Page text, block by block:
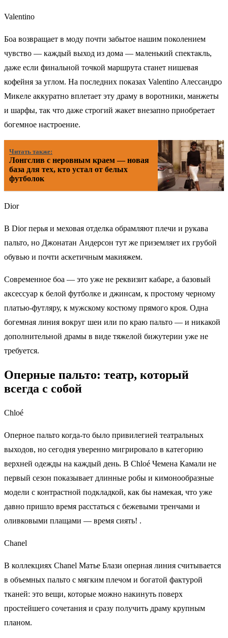
Valentino
Боа возвращает в моду почти забытое нашим поколением
чувство — каждый выход из дома — маленький спектакль,
даже если финальной точкой маршрута станет нишевая
кофейня за углом. На последних показах Valentino Алессандро
Микеле аккуратно вплетает эту драму в воротники, манжеты
и шарфы, так что даже строгий жакет внезапно приобретает
богемное настроение.
Читать также:
Лонгслив с неровным краем — новая
база для тех, кто устал от белых
футболок
Dior
В Dior перья и меховая отделка обрамляют плечи и рукава
пальто, но Джонатан Андерсон тут же приземляет их грубой
обувью и почти аскетичным макияжем.
Современное боа — это уже не реквизит кабаре, а базовый
аксессуар к белой футболке и джинсам, к простому черному
платью‑футляру, к мужскому костюму прямого кроя. Одна
богемная линия вокруг шеи или по краю пальто — и никакой
дополнительной драмы в виде тяжелой бижутерии уже не
требуется.
Оперные пальто: театр, который
всегда с собой
Chloé
Оперное пальто когда-то было привилегией театральных
выходов, но сегодня уверенно мигрировало в категорию
верхней одежды на каждый день. В Chloé Чемена Камали не
первый сезон показывает длинные робы и кимонообразные
модели с контрастной подкладкой, как бы намекая, что уже
давно пришло время расстаться с бежевыми тренчами и
оливковыми плащами — время сиять! .
Chanel
В коллекциях Chanel Матье Блази оперная линия считывается
в объемных пальто с мягким плечом и богатой фактурой
тканей: это вещи, которые можно накинуть поверх
простейшего сочетания и сразу получить драму крупным
планом.